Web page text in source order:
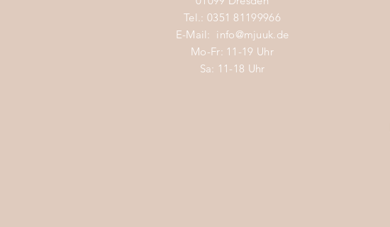
Tel.: 0351 81199966
E-Mail: info@mjuuk.de
Mo-Fr: 11-19 Uhr
Sa: 11-18 Uhr